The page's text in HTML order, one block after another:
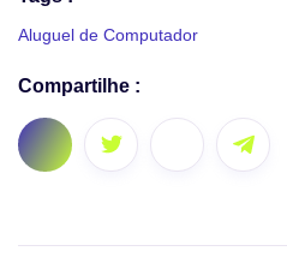
Aluguel de Computador
Compartilhe :